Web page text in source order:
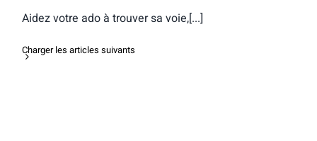
Aidez votre ado à trouver sa voie,[...]
Charger les articles suivants